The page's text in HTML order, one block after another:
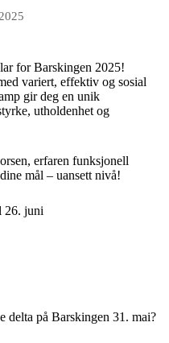
for Barskingen 2025!
variert, effektiv og sosial
gir deg en unik
utholdenhet og
erfaren funksjonell
mål – uansett nivå!
26. juni
delta på Barskingen 31. mai?